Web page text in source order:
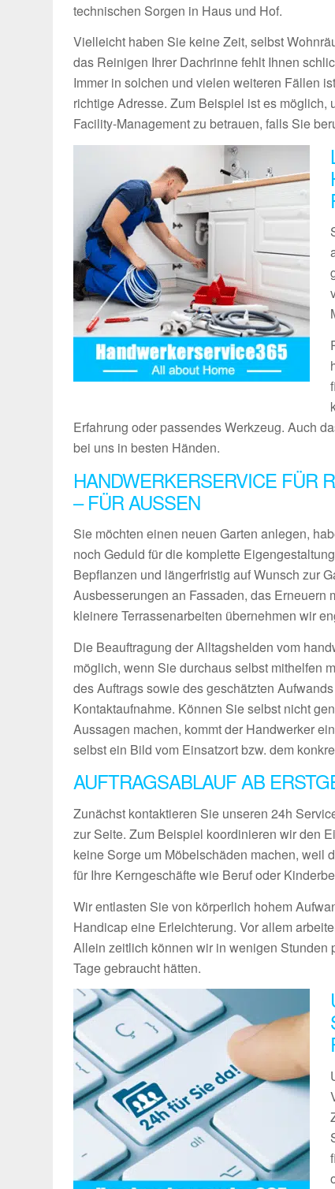
technischen Sorgen in Haus und Hof.
Vielleicht haben Sie keine Zeit, selbst
das Reinigen Ihrer Dachrinne fehlt Ihnen
Immer in solchen und vielen weiteren Fällen
richtige Adresse. Zum Beispiel ist es möglich,
Facility-Management zu betrauen, falls Sie
Erfahrung oder passendes Werkzeug. Auch
bei uns in besten Händen.
HANDWERKERSERVICE FÜR
– FÜR AUSSEN
Sie möchten einen neuen Garten anlegen,
noch Geduld für die komplette
Bepflanzen und längerfristig auf Wunsch zur
Ausbesserungen an Fassaden, das Erneuern
kleinere Terrassenarbeiten übernehmen wir
Die Beauftragung der Alltagshelden vom
möglich, wenn Sie durchaus selbst mithelfen
des Auftrags sowie des geschätzten
Kontaktaufnahme. Können Sie selbst nicht
Aussagen machen, kommt der Handwerker
selbst ein Bild vom Einsatzort bzw. dem
AUFTRAGSABLAUF AB
Zunächst kontaktieren Sie unseren 24h
zur Seite. Zum Beispiel koordinieren wir den
keine Sorge um Möbelschäden machen, weil
für Ihre Kerngeschäfte wie Beruf oder
Wir entlasten Sie von körperlich hohem
Handicap eine Erleichterung. Vor allem
Allein zeitlich können wir in wenigen
Tage gebraucht hätten.